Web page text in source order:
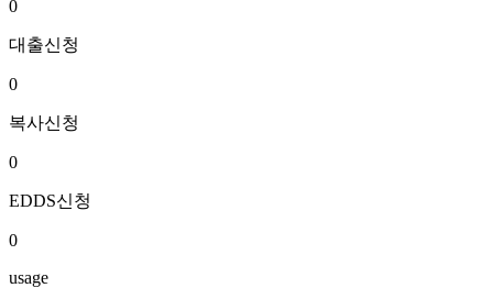
0
대출신청
0
복사신청
0
EDDS신청
0
usage